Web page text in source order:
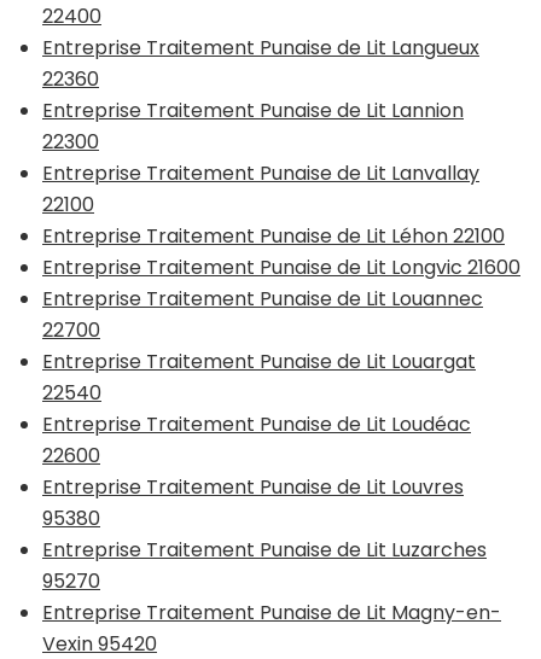
22400
Entreprise Traitement Punaise de Lit Langueux
22360
Entreprise Traitement Punaise de Lit Lannion
22300
Entreprise Traitement Punaise de Lit Lanvallay
22100
Entreprise Traitement Punaise de Lit Léhon 22100
Entreprise Traitement Punaise de Lit Longvic 21600
Entreprise Traitement Punaise de Lit Louannec
22700
Entreprise Traitement Punaise de Lit Louargat
22540
Entreprise Traitement Punaise de Lit Loudéac
22600
Entreprise Traitement Punaise de Lit Louvres
95380
Entreprise Traitement Punaise de Lit Luzarches
95270
Entreprise Traitement Punaise de Lit Magny-en-
Vexin 95420